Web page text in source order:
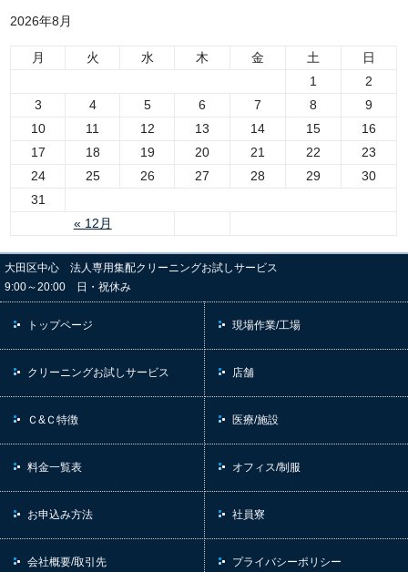
2026年8月
月 火 水 木 金 土 日
« 12月
1
2
3
4 5 6 7 8
9
10
11 12 13 14 15
16
17
18 19 20 21 22
23
24
25 26 27 28 29
30
31
大田区中心 法人専用集配クリーニングお試しサービス
9:00～20:00 日・祝休み
トップページ 現場作業/工場
クリーニングお試しサービス 店舗
Ｃ&Ｃ特徴 医療/施設
料金一覧表 オフィス/制服
お申込み方法 社員寮
会社概要/取引先 プライバシーポリシー